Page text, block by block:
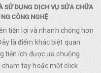
SỬ DỤNG DỊCH VỤ SỬA CHỮA
CÔNG NGHỆ
tiện lợi và nhanh chóng hơn
là điểm khác biệt quan
tiện ích được ưa chuộng
chạm tay hoặc một click